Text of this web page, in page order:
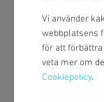
Vi använder
webbplatsens
för att förbättra
veta mer om
Cookiepolicy.